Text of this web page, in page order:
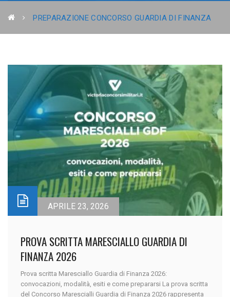
PREPARAZIONE CONCORSO GUARDIA DI FINANZA
APRILE 23, 2026
PROVA SCRITTA MARESCIALLO GUARDIA DI
FINANZA 2026
Prova scritta Maresciallo Guardia di Finanza 2026:
convocazioni, modalità, esiti e come prepararsi La prova scritta
del Concorso Marescialli Guardia di Finanza 2026 rappresenta